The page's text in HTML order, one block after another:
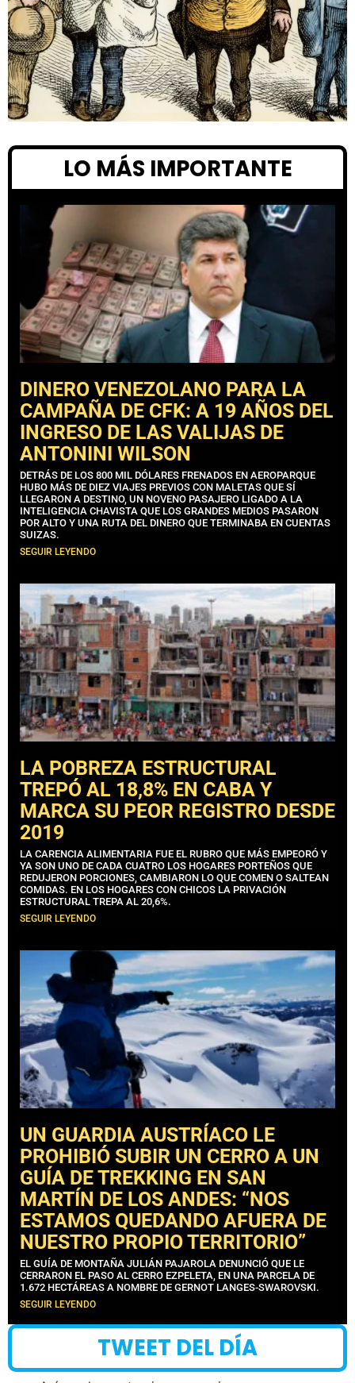
LO MÁS IMPORTANTE
DINERO VENEZOLANO PARA LA
CAMPAÑA DE CFK: A 19 AÑOS DEL
INGRESO DE LAS VALIJAS DE
ANTONINI WILSON
DETRÁS DE LOS 800 MIL DÓLARES FRENADOS EN AEROPARQUE
HUBO MÁS DE DIEZ VIAJES PREVIOS CON MALETAS QUE SÍ
LLEGARON A DESTINO, UN NOVENO PASAJERO LIGADO A LA
INTELIGENCIA CHAVISTA QUE LOS GRANDES MEDIOS PASARON
POR ALTO Y UNA RUTA DEL DINERO QUE TERMINABA EN CUENTAS
SUIZAS.
SEGUIR LEYENDO
LA POBREZA ESTRUCTURAL
TREPÓ AL 18,8% EN CABA Y
MARCA SU PEOR REGISTRO DESDE
2019
LA CARENCIA ALIMENTARIA FUE EL RUBRO QUE MÁS EMPEORÓ Y
YA SON UNO DE CADA CUATRO LOS HOGARES PORTEÑOS QUE
REDUJERON PORCIONES, CAMBIARON LO QUE COMEN O SALTEAN
COMIDAS. EN LOS HOGARES CON CHICOS LA PRIVACIÓN
ESTRUCTURAL TREPA AL 20,6%.
SEGUIR LEYENDO
UN GUARDIA AUSTRÍACO LE
PROHIBIÓ SUBIR UN CERRO A UN
GUÍA DE TREKKING EN SAN
MARTÍN DE LOS ANDES: “NOS
ESTAMOS QUEDANDO AFUERA DE
NUESTRO PROPIO TERRITORIO”
EL GUÍA DE MONTAÑA JULIÁN PAJAROLA DENUNCIÓ QUE LE
CERRARON EL PASO AL CERRO EZPELETA, EN UNA PARCELA DE
1.672 HECTÁREAS A NOMBRE DE GERNOT LANGES-SWAROVSKI.
SEGUIR LEYENDO
TWEET DEL DÍA